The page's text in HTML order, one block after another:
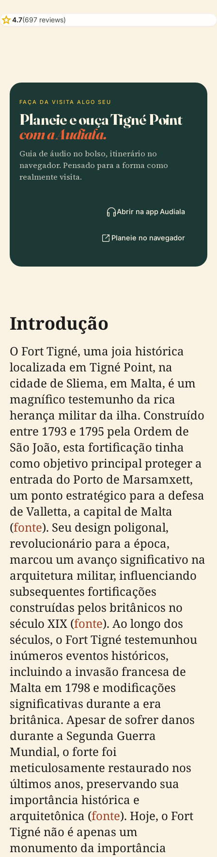
star4.7(697 reviews)
FAÇA DA VISITA ALGO SEU
Planeie e ouça Tigné Point
com a Audiala.
Guia de áudio no bolso, itinerário no
navegador. Pensado para a forma como
realmente visita.
Abrir na app Audiala
Planeie no navegador
Introdução
O Fort Tigné, uma joia histórica
localizada em Tigné Point, na
cidade de Sliema, em Malta, é um
magnífico testemunho da rica
herança militar da ilha. Construído
entre 1793 e 1795 pela Ordem de
São João, esta fortificação tinha
como objetivo principal proteger a
entrada do Porto de Marsamxett,
um ponto estratégico para a defesa
de Valletta, a capital de Malta
(fonte). Seu design poligonal,
revolucionário para a época,
marcou um avanço significativo na
arquitetura militar, influenciando
subsequentes fortificações
construídas pelos britânicos no
século XIX (fonte). Ao longo dos
séculos, o Fort Tigné testemunhou
inúmeros eventos históricos,
incluindo a invasão francesa de
Malta em 1798 e modificações
significativas durante a era
britânica. Apesar de sofrer danos
durante a Segunda Guerra
Mundial, o forte foi
meticulosamente restaurado nos
últimos anos, preservando sua
importância histórica e
arquitetônica (fonte). Hoje, o Fort
Tigné não é apenas um
monumento da importância